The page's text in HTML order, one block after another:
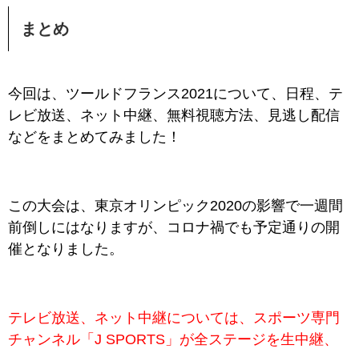
まとめ
今回は、ツールドフランス2021について、日程、テ
レビ放送、ネット中継、無料視聴方法、見逃し配信
などをまとめてみました！
この大会は、東京オリンピック2020の影響で一週間
前倒しにはなりますが、コロナ禍でも予定通りの開
催となりました。
テレビ放送、ネット中継については、スポーツ専門
チャンネル「J SPORTS」が全ステージを生中継、